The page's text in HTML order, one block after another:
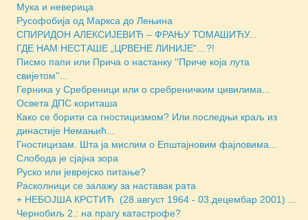
Мука и неверица
Русофобија од Маркса до Лењина
СПИРИДОН АЛЕКСИЈЕВИЋ – ФРАЊУ ТОМАШИЋУ...
ГДЕ НАМ НЕСТАШЕ „ЦРВЕНЕ ЛИНИЈЕ“…?!
Писмо папи или Прича о настанку ''Приче која лута
свијетом''...
Герника у Сребреници или о сребреничким цивилима...
Освета ДПС кориташа
Како се борити са гностицизмом? Или последњи краљ из
династије Немањић...
Гностицизам. Шта ја мислим о Епштајновим фајловима...
Слобода је сјајна зора
Руско или јеврејско питање?
Расколници се залажу за наставак рата
+ НЕБОЈША КРСТИЋ (28.август 1964 - 03.децембар 2001) ...
Чернобиљ 2.: на прагу катастрофе?